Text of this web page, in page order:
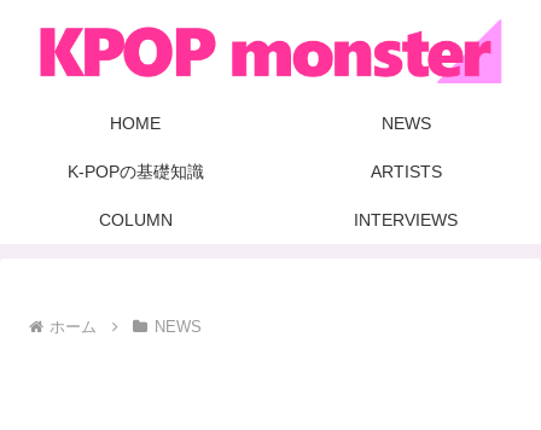
HOME NEWS
K-POPの基礎知識 ARTISTS
COLUMN INTERVIEWS
ホーム NEWS